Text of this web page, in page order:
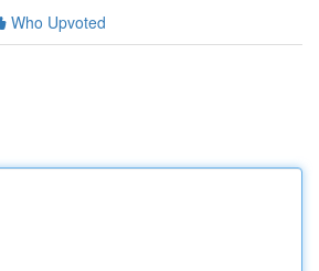
Who Upvoted